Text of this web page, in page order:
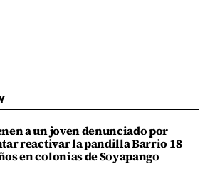
a un joven denunciado por
reactivar la pandilla Barrio 18
en colonias de Soyapango